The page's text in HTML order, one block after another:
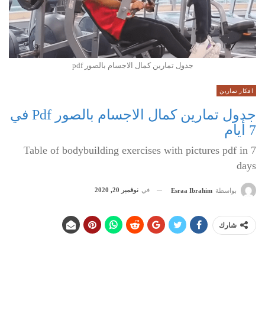
جدول تمارين كمال الاجسام بالصور pdf
افكار تمارين
جدول تمارين كمال الاجسام بالصور Pdf في
7 أيام
Table of bodybuilding exercises with pictures pdf in 7
days
بواسطة Esraa Ibrahim في نوفمبر 20, 2020
شارك